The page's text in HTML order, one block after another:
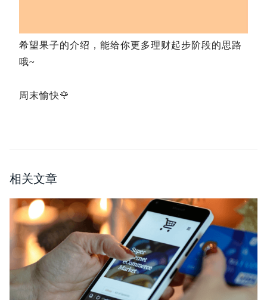
希望果子的介绍，能给你更多理财起步阶段的思路
哦~
周末愉快🌹
相关文章